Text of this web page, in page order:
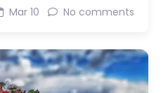
Mar 10 No comments